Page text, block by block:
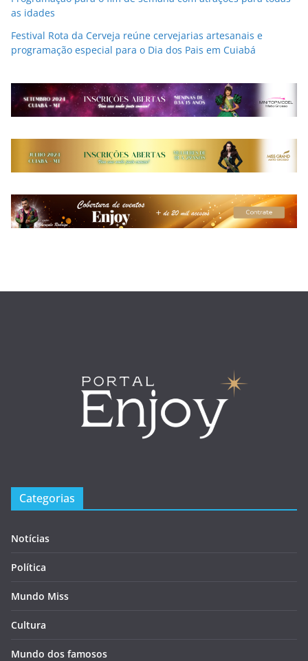
as idades
Festival Rota da Cerveja reúne cervejarias artesanais e
programação especial para o Dia dos Pais em Cuiabá
Categorias
Notícias
Política
Mundo Miss
Cultura
Mundo dos famosos